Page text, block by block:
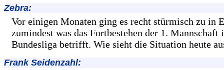
Zebra:
Vor einigen Monaten ging es recht stürmisch zu in
zumindest was das Fortbestehen der 1. Mannschaft
Bundesliga betrifft. Wie sieht die Situation heute
Frank Seidenzahl: